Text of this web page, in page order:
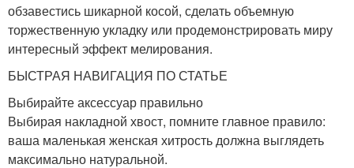
обзавестись шикарной косой, сделать объемную
торжественную укладку или продемонстрировать миру
интересный эффект мелирования.
БЫСТРАЯ НАВИГАЦИЯ ПО СТАТЬЕ
Выбирайте аксессуар правильно
Выбирая накладной хвост, помните главное правило:
ваша маленькая женская хитрость должна выглядеть
максимально натуральной.